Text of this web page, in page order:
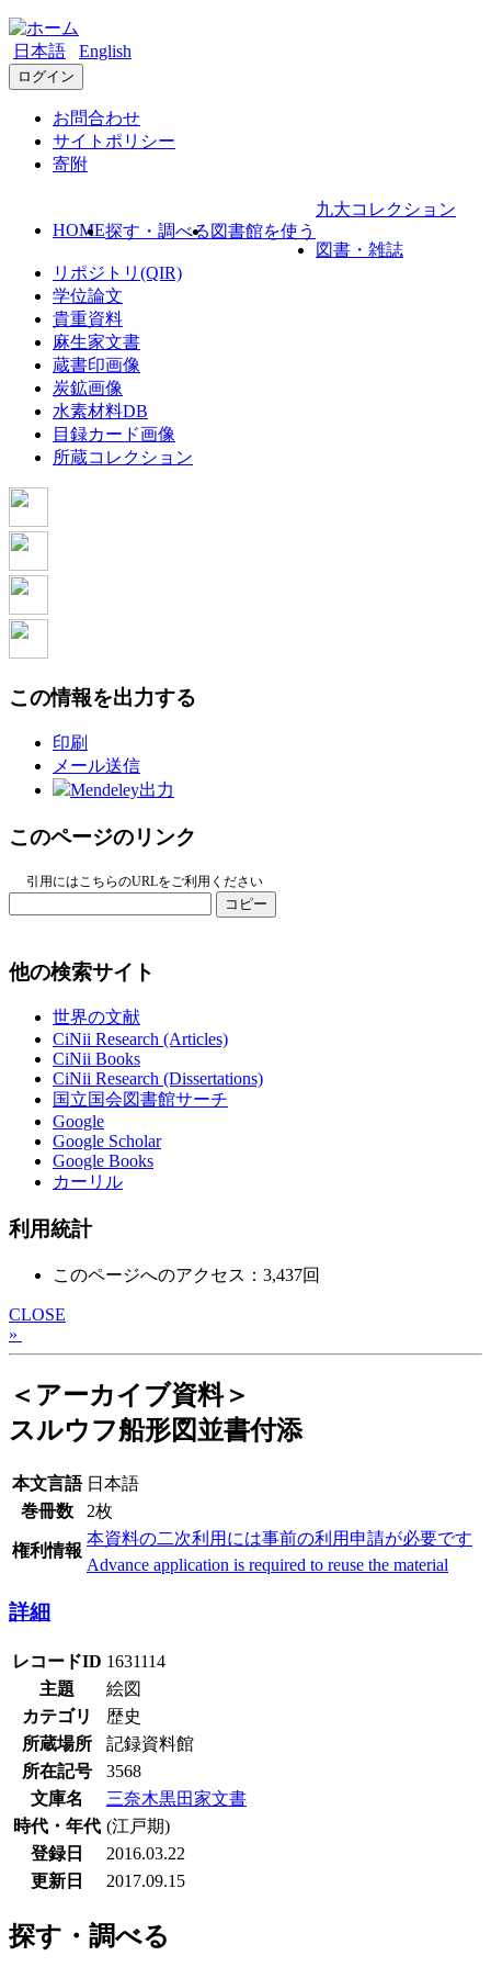
日本語 English
ログイン
お問合わせ
サイトポリシー
寄附
HOME探す・調べる 図書館を使う
九大コレクション
図書・雑誌
リポジトリ(QIR)
学位論文
貴重資料
麻生家文書
蔵書印画像
炭鉱画像
水素材料DB
目録カード画像
所蔵コレクション
この情報を出力する
印刷
メール送信
Mendeley出力
このページのリンク
引用にはこちらのURLをご利用ください
コピー
他の検索サイト
世界の文献
CiNii Research (Articles)
CiNii Books
CiNii Research (Dissertations)
国立国会図書館サーチ
Google
Google Scholar
Google Books
カーリル
利用統計
このページへのアクセス：3,437回
CLOSE
»
＜アーカイブ資料＞
スルウフ船形図並書付添
本文言語 日本語
巻冊数
2枚
権利情報
本資料の二次利用には事前の利用申請が必要です
Advance application is required to reuse the material
詳細
レコードID 1631114
主題
絵図
カテゴリ
歴史
所蔵場所
記録資料館
所在記号
3568
文庫名
三奈木黒田家文書
時代・年代 (江戸期)
登録日
2016.03.22
更新日
2017.09.15
探す・調べる